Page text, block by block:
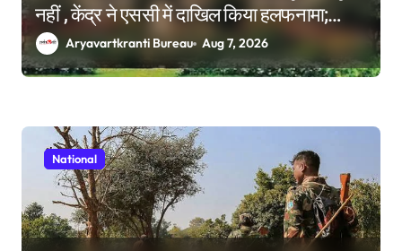
नहीं , केंद्र ने एससी में दाखिल किया हलफनामा;
याचिकाएं खारिज करने की मांग
Aryavartkranti Bureau Aug 7, 2026
National